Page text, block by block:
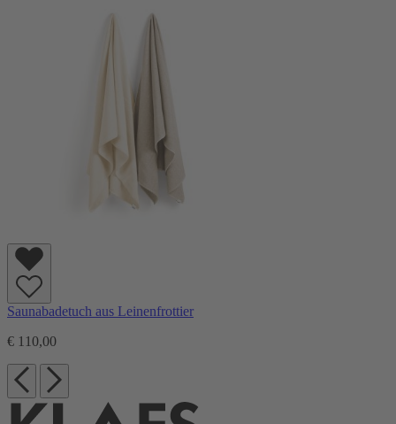
Saunabadetuch aus Leinenfrottier
€ 110,00